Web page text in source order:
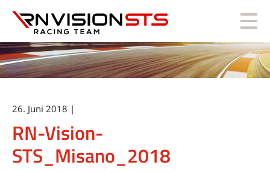
RN Vision STS
26. Juni 2018 |
RN-Vision-
STS_Misano_2018